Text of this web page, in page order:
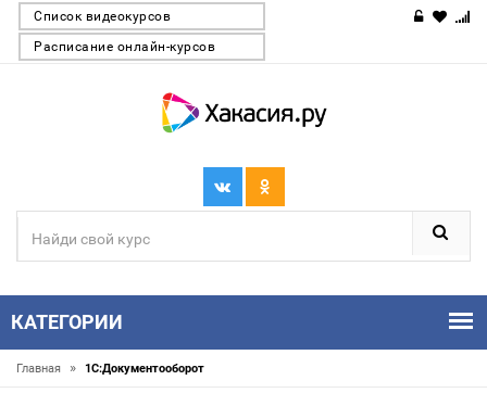
Список видеокурсов
Расписание онлайн-курсов
КАТЕГОРИИ
Главная » 1С:Документооборот